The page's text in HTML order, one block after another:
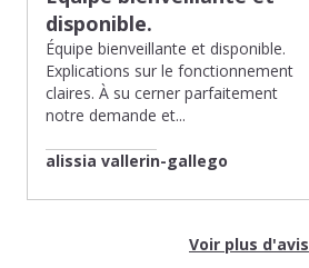
disponible.
Équipe bienveillante et disponible.
Explications sur le fonctionnement
claires. À su cerner parfaitement
notre demande et...
alissia vallerin-gallego
Voir plus d'avis